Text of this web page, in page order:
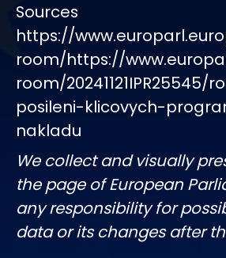
Sources
https://
room/https://
room/
posileni-klicovych-
nakladu
We collect and visually
the page of European
any responsibility for
data or its changes after